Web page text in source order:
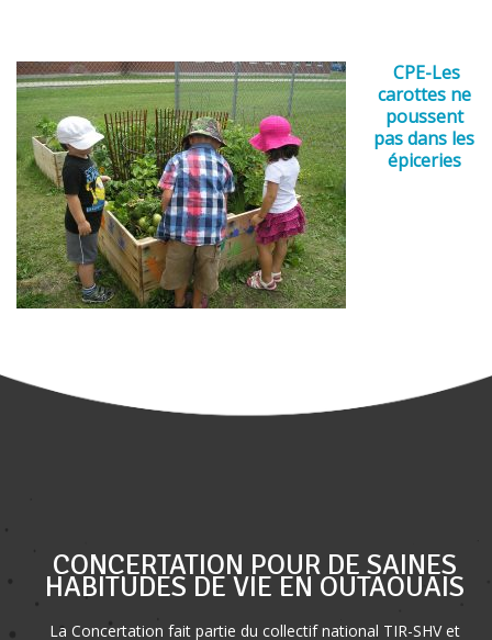
CPE-Les
carottes ne
poussent
pas dans les
épiceries
CONCERTATION POUR DE SAINES
HABITUDES DE VIE EN OUTAOUAIS
La Concertation fait partie du collectif national TIR-SHV et